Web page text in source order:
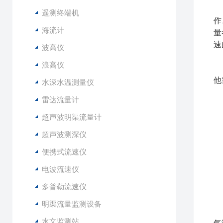
遥测终端机
海流计
波高仪
浪高仪
水深水温测量仪
雷达流量计
超声波明渠流量计
超声波测深仪
便携式流速仪
电波流速仪
多普勒流速仪
明渠流量监测设备
水文监测站
作
量
速
他